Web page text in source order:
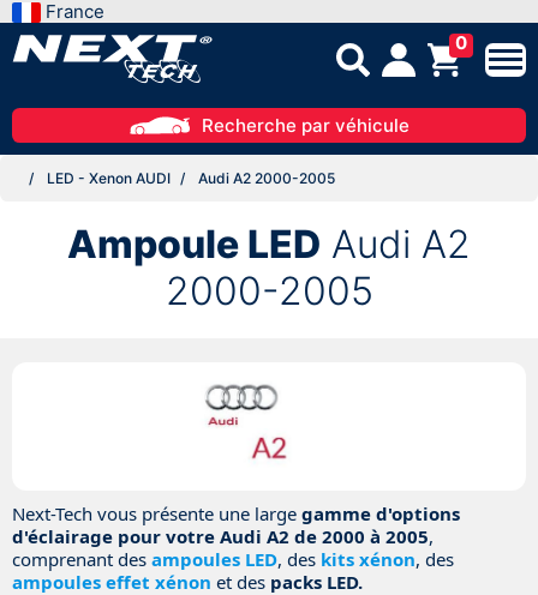
France
0
Recherche par véhicule
LED - Xenon AUDI Audi A2 2000-2005
Ampoule LED Audi A2
2000-2005
Next-Tech vous présente une large gamme d'options
d'éclairage pour votre Audi A2 de 2000 à 2005,
comprenant des ampoules LED, des kits xénon, des
ampoules effet xénon et des packs LED.